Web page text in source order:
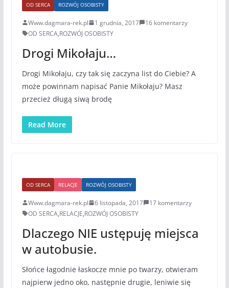
OD SERCA ROZWÓJ OSOBISTY
Www.dagmara-rek.pl 1 grudnia, 2017
16 komentarzy
OD SERCA,ROZWÓJ OSOBISTY
Drogi Mikołaju…
Drogi Mikołaju, czy tak się zaczyna list do Ciebie? A
może powinnam napisać Panie Mikołaju? Masz
przecież długą siwą brodę
Read More
OD SERCA RELACJE ROZWÓJ OSOBISTY
Www.dagmara-rek.pl 6 listopada, 2017
17 komentarzy
OD SERCA,RELACJE,ROZWÓJ OSOBISTY
Dlaczego NIE ustępuję miejsca
w autobusie.
Słońce łagodnie łaskocze mnie po twarzy, otwieram
najpierw jedno oko, następnie drugie, leniwie się